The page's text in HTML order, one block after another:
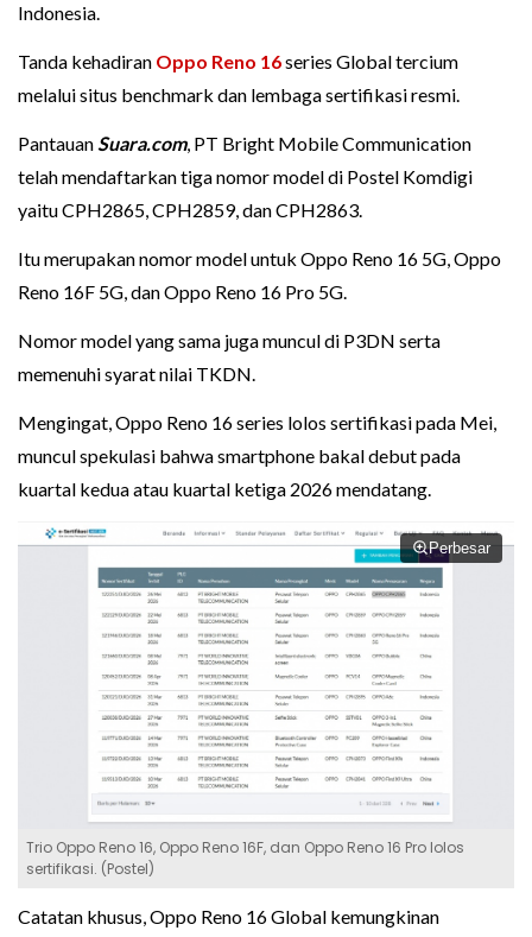
Indonesia.
Tanda kehadiran Oppo Reno 16series Global tercium
melalui situs benchmark dan lembaga sertifikasi resmi.
PantauanSuara.com, PT Bright Mobile Communication
telah mendaftarkan tiga nomor model di Postel Komdigi
yaitu CPH2865, CPH2859, dan CPH2863.
Itu merupakan nomor model untuk Oppo Reno 16 5G, Oppo
Reno 16F 5G, dan Oppo Reno 16 Pro 5G.
Nomor model yang sama juga muncul di P3DN serta
memenuhi syarat nilai TKDN.
Mengingat, Oppo Reno 16 series lolos sertifikasi pada Mei,
muncul spekulasi bahwa smartphone bakal debut pada
kuartal kedua atau kuartal ketiga 2026 mendatang.
Perbesar
Trio Oppo Reno 16, Oppo Reno 16F, dan Oppo Reno 16 Pro lolos
sertifikasi. (Postel)
Catatan khusus, Oppo Reno 16 Global kemungkinan